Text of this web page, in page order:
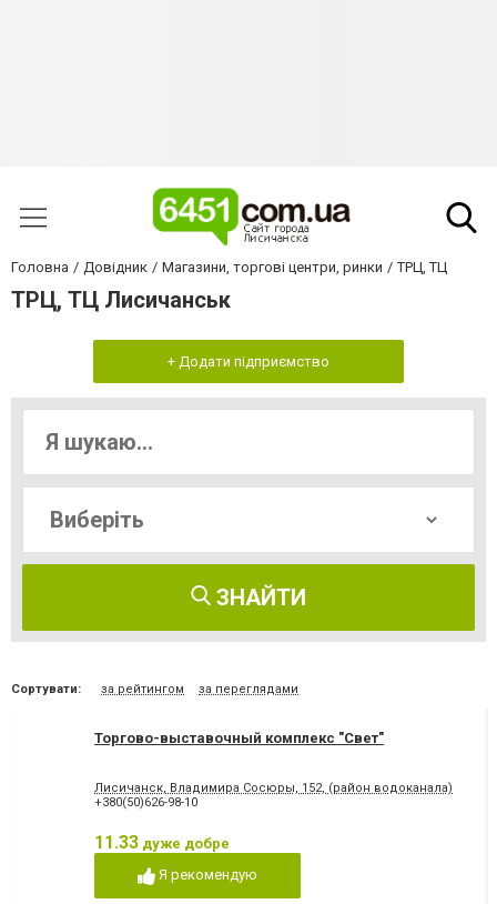
Головна Довідник Магазини, торгові центри, ринки ТРЦ, ТЦ
ТРЦ, ТЦ Лисичанськ
+ Додати підприємство
ЗНАЙТИ
Сортувати: за рейтингом за переглядами
Торгово-выставочный комплекс "Свет"
Лисичанск, Владимира Сосюры, 152, (район водоканала)
+380(50)626-98-10
11.33 дуже добре
Я рекомендую